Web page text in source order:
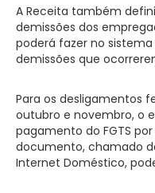
A Receita também
demissões dos
poderá fazer no
demissões que
Para os desligamentos
outubro e novembro, o
pagamento do FGTS
documento, chamado
Internet Doméstico,